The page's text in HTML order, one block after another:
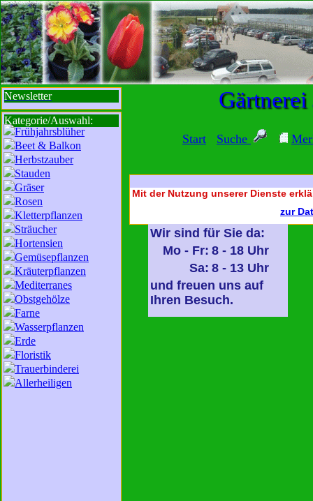
sbisbbib
Start Suche
Gärtnerei
Newsletter
Kategorie/Auswahl:
Frühjahrsblüher
Beet & Balkon
Herbstzauber
Stauden
Gräser
Rosen
Kletterpflanzen
Sträucher
Hortensien
Gemüsepflanzen
Kräuterpflanzen
Mediterranes
Obstgehölze
Farne
Wasserpflanzen
Erde
Floristik
Trauerbinderei
Allerheiligen
Wir sind für Sie da:
Mo - Fr: 8 - 18 Uhr
Sa: 8 - 13 Uhr
und freuen uns auf
Ihren Besuch.
Mit der Nutzung unserer Dienste
zur